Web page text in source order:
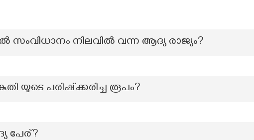
നിലവിൽ വന്ന ആദ്യ രാജ്യം?
യുടെ പരിഷ്ക്കരിച്ച രൂപം?
പേര്?